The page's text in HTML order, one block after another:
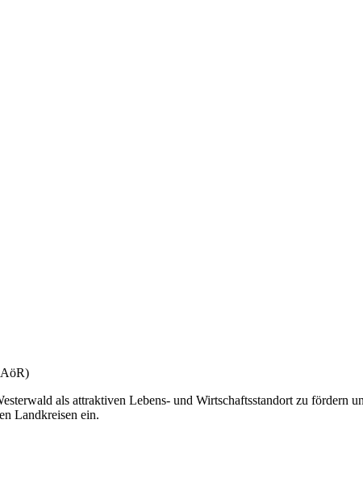
als attraktiven Lebens- und Wirtschaftsstandort zu fördern
Landkreisen ein.